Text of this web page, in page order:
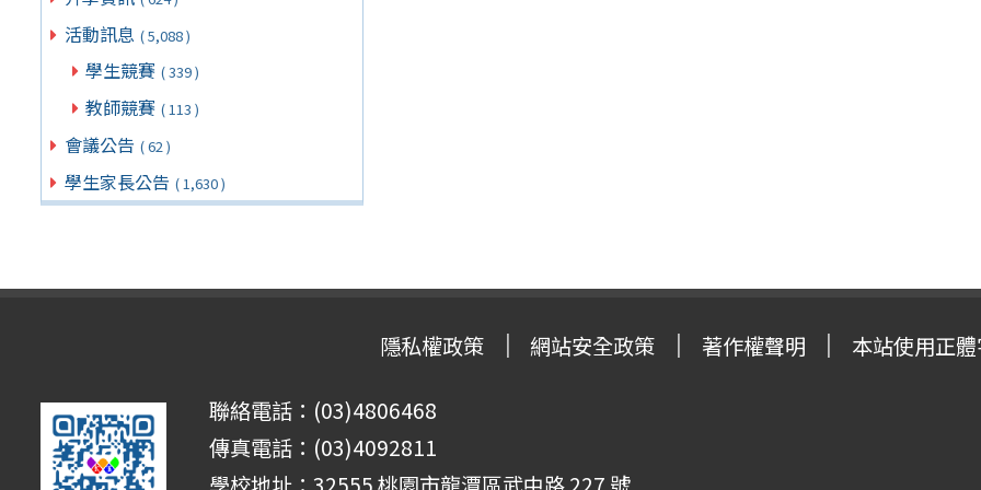
活動訊息 ( 5,088 )
學生競賽 ( 339 )
教師競賽 ( 113 )
會議公告 ( 62 )
學生家長公告 ( 1,630 )
隱私權政策 網站安全政策 著作權聲明 本站使用正
聯絡電話：(03)4806468
傳真電話：(03)4092811